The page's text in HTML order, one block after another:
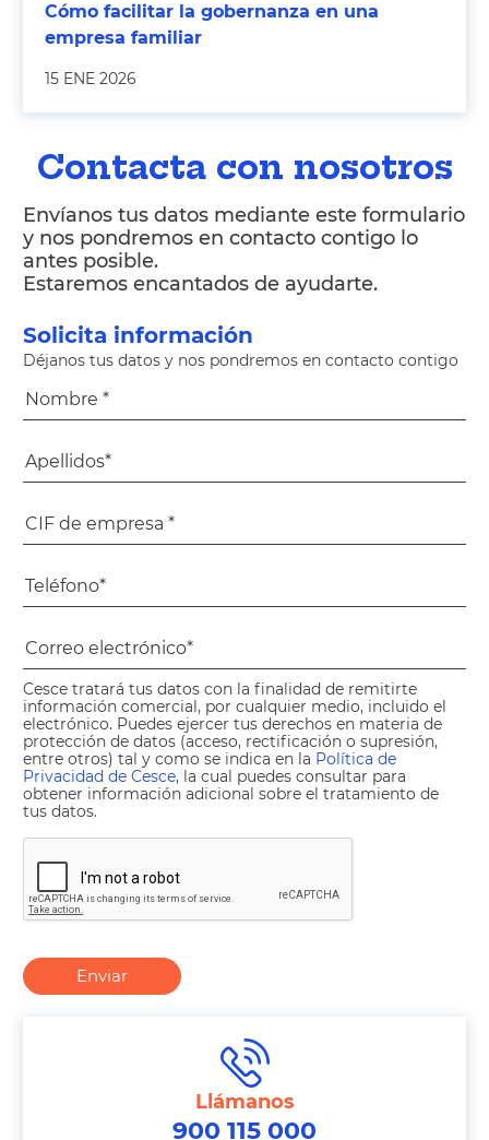
Cómo facilitar la gobernanza en una
empresa familiar
15 ENE 2026
Contacta con nosotros
Envíanos tus datos mediante este formulario
y nos pondremos en contacto contigo lo
antes posible.
Estaremos encantados de ayudarte.
Llámanos
900 115 000
Solicita información
Déjanos tus datos y nos pondremos en contacto contigo
Cesce tratará tus datos con la finalidad de remitirte
información comercial, por cualquier medio, incluido el
electrónico. Puedes ejercer tus derechos en materia de
protección de datos (acceso, rectificación o supresión,
entre otros) tal y como se indica en la Política de
Privacidad de Cesce, la cual puedes consultar para
obtener información adicional sobre el tratamiento de
tus datos.
Enviar